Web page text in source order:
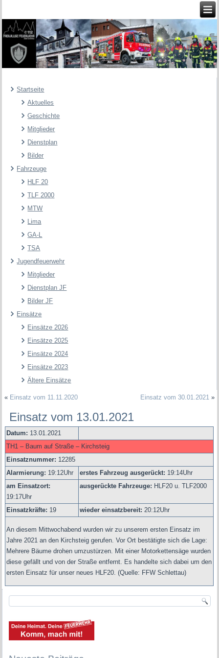
Startseite
Aktuelles
Geschichte
Mitglieder
Dienstplan
Bilder
Fahrzeuge
HLF 20
TLF 2000
MTW
Lima
GA-L
TSA
Jugendfeuerwehr
Mitglieder
Dienstplan JF
Bilder JF
Einsätze
Einsätze 2026
Einsätze 2025
Einsätze 2024
Einsätze 2023
Ältere Einsätze
« Einsatz vom 11.11.2020 Einsatz vom 30.01.2021»
Einsatz vom 13.01.2021
Datum: 13.01.2021
TH1 – Baum auf Straße – Kirchsteig
Einsatznummer: 12285
Alarmierung: 19:12Uhr erstes Fahrzeug ausgerückt: 19:14Uhr
am Einsatzort:
19:17Uhr
ausgerückte Fahrzeuge: HLF20 u.TLF2000
Einsatzkräfte: 19 wieder einsatzbereit: 20:12Uhr
An diesem Mittwochabend wurden wir zu unserem ersten Einsatz im
Jahre 2021 an den Kirchsteig gerufen. Vor Ort bestätigte sich die Lage:
Mehrere Bäume drohen umzustürzen. Mit einer Motorkettensäge wurden
diese gefällt und von der Straße entfernt. Es handelte sich dabei um den
ersten Einsatz für unser neues HLF20.(Quelle: FFW Schlettau)